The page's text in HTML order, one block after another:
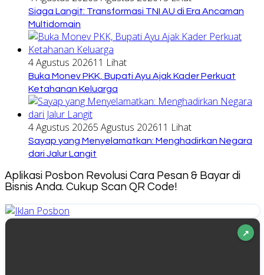
Siaga Langit: Transformasi TNI AU di Era Ancaman
Multidomain
4 Agustus 202611 Lihat
Buka Monev PKK, Bupati Ayu Ajak Kader Perkuat
Ketahanan Keluarga
4 Agustus 20265 Agustus 202611 Lihat
Sayap yang Menyelamatkan: Menghadirkan Negara
dari Jalur Langit
Aplikasi Posbon Revolusi Cara Pesan & Bayar di
Bisnis Anda. Cukup Scan QR Code!
↗